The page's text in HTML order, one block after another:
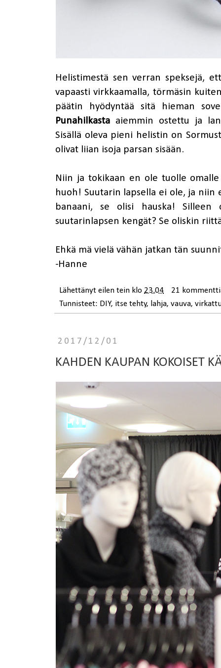
Helistimestä sen verran speksejä,
vapaasti virkkaamalla, törmäsin
päätin hyödyntää sitä hieman
Punahilkasta aiemmin ostettu ja
Sisällä oleva pieni helistin on
olivat liian isoja parsan sisään.
Niin ja tokikaan en ole tuolle
huoh! Suutarin lapsella ei ole, ja niin
banaani, se olisi hauska!
suutarinlapsen kengät? Se oliskin
Ehkä mä vielä vähän jatkan tän
-Hanne
Lähettänyt eilen tein klo 23.04
21
Tunnisteet: DIY, itse tehty, lahja, vauva,
2017/12/01
KAHDEN KAUPAN KOKOISET